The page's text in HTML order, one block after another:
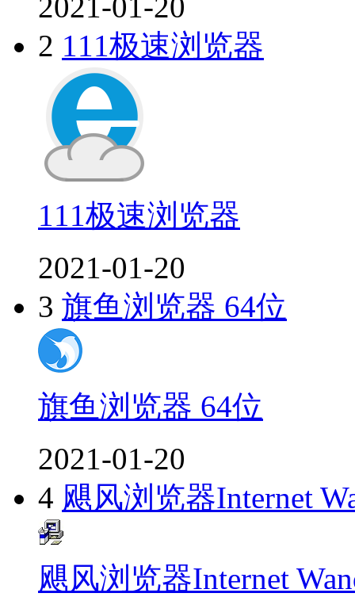
2 111极速浏览器
111极速浏览器
2021-01-20
3 旗鱼浏览器 64位
旗鱼浏览器 64位
2021-01-20
4 飓风浏览器Internet
飓风浏览器Internet